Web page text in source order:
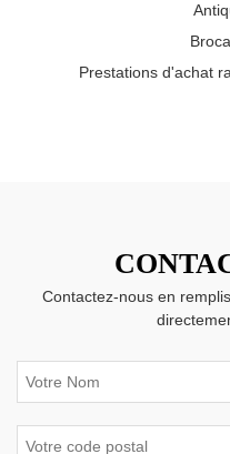
Prestations d'achat
Contactez-nous en